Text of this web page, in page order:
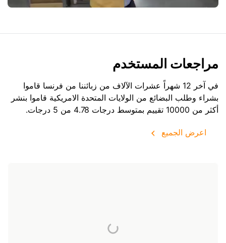
مراجعات المستخدم
في آخر 12 شهراً عشرات الآلاف من زبائننا من فرنسا قاموا
بشراء وطلب البضائع من الولايات المتحدة الامريكية قاموا بنشر
أكثر من 10000 تقييم بمتوسط درجات 4.78 من 5 درجات.
اعرض الجميع